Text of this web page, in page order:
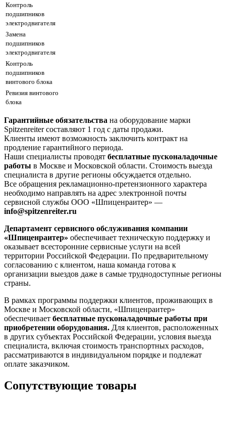
Контроль
подшипников
электродвигателя
Замена
подшипников
электродвигателя
Контроль
подшипников
винтового блока
Ревизия винтового
блока
Гарантийные обязательства на оборудование марки
Spitzenreiter составляют 1 год с даты продажи.
Клиенты имеют возможность заключить контракт на
продление гарантийного периода.
Наши специалисты проводят бесплатные пусконаладочные
работы в Москве и Московской области. Стоимость выезда
специалиста в другие регионы обсуждается отдельно.
Все обращения рекламационно-претензионного характера
необходимо направлять на адрес электронной почты
сервисной службы ООО «Шпиценраитер» —
info@spitzenreiter.ru
Департамент сервисного обслуживания компании
«Шпиценраитер» обеспечивает техническую поддержку и
оказывает всесторонние сервисные услуги на всей
территории Российской Федерации. По предварительному
согласованию с клиентом, наша команда готова к
организации выездов даже в самые труднодоступные регионы
страны.
В рамках программы поддержки клиентов, проживающих в
Москве и Московской области, «Шпиценраитер»
обеспечивает бесплатные пусконаладочные работы при
приобретении оборудования. Для клиентов, расположенных
в других субъектах Российской Федерации, условия выезда
специалиста, включая стоимость транспортных расходов,
рассматриваются в индивидуальном порядке и подлежат
оплате заказчиком.
Сопутствующие товары